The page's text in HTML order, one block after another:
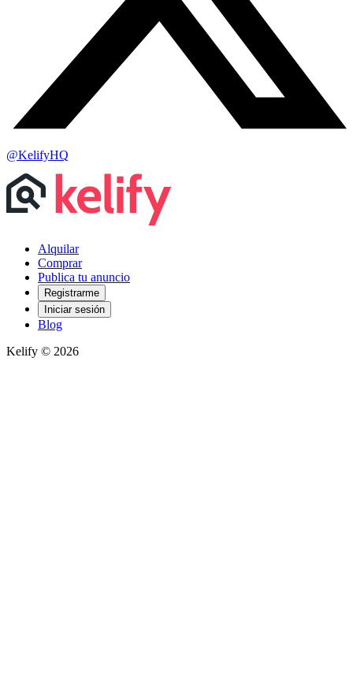
@KelifyHQ
Alquilar
Comprar
Publica tu anuncio
Registrarme
Iniciar sesión
Blog
Kelify © 2026